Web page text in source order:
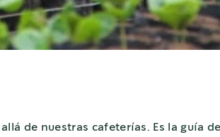
de nuestras cafeterías. Es la guía